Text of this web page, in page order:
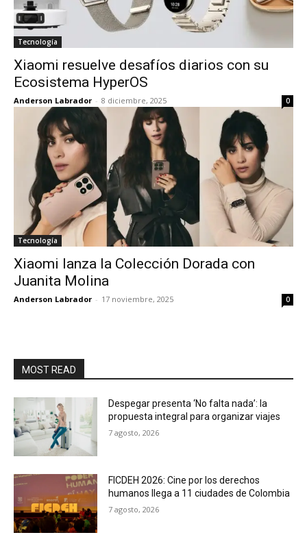
Tecnología
Xiaomi resuelve desafíos diarios con su
Ecosistema HyperOS
Anderson Labrador - 8 diciembre, 2025 0
Tecnología
Xiaomi lanza la Colección Dorada con
Juanita Molina
Anderson Labrador - 17 noviembre, 2025 0
MOST READ
Despegar presenta ‘No falta nada’: la
propuesta integral para organizar viajes
7 agosto, 2026
FICDEH 2026: Cine por los derechos
humanos llega a 11 ciudades de Colombia
7 agosto, 2026